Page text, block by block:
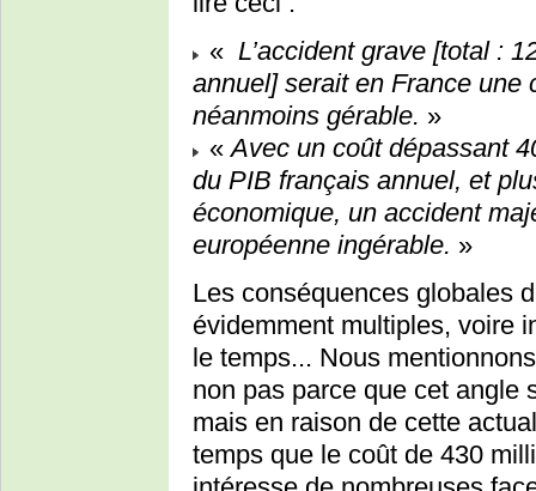
« L’accident grave [total :
annuel] serait en France une
néanmoins gérable. »
«Avec un coût dépassant
du PIB français annuel, et
économique, un accident
européenne ingérable. »
Les conséquences globales
évidemment multiples, voire
le temps... Nous
non pas parce que cet angle
mais en raison de cette
temps que le coût de 430